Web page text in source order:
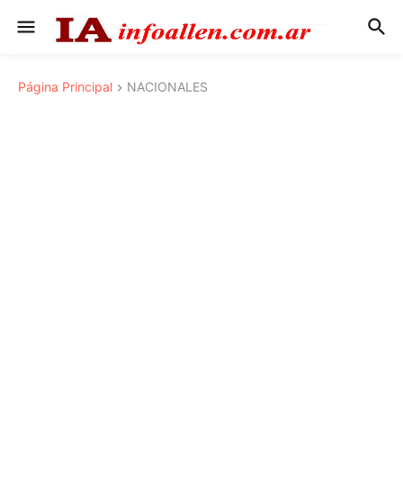
Página Principal NACIONALES